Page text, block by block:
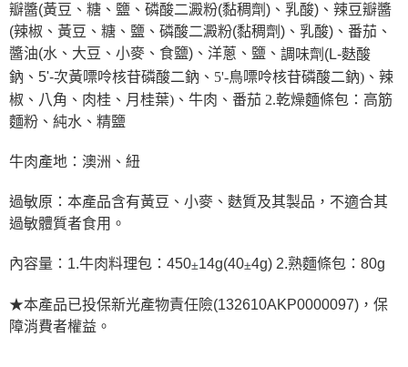
瓣醬(黃豆、糖、鹽、磷酸二澱粉(黏稠劑)、乳酸)、辣豆瓣醬
(辣椒、黃豆、糖、鹽、磷酸二澱粉(黏稠劑)、乳酸)、番茄、
醬油(水、大豆、小麥、食鹽)、洋蔥、鹽、 調味劑(L-麩酸
鈉、5'-次黃嘌呤核苷磷酸二鈉、 5'-鳥嘌呤核苷磷酸二鈉)、辣
椒、八角、肉桂、月桂葉)、牛肉、番茄 2.乾燥麵條包：高筋
麵粉、純水、精鹽
牛肉產地：澳洲、紐
過敏原：本產品含有黃豆、小麥、麩質及其製品，不適合其
過敏體質者食用。
內容量：1.牛肉料理包：450±14g(40±4g) 2.熟麵條包：80g
★本產品已投保新光產物責任險(132610AKP0000097)，保
障消費者權益。